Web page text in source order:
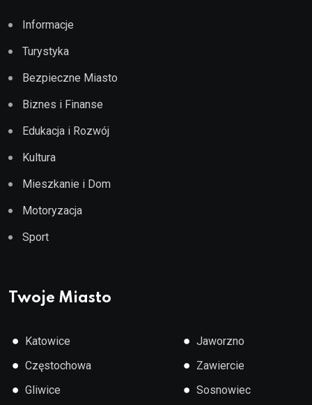
Informacje
Turystyka
Bezpieczne Miasto
Biznes i Finanse
Edukacja i Rozwój
Kultura
Mieszkanie i Dom
Motoryzacja
Sport
Twoje Miasto
● Katowice
● Częstochowa
● Gliwice
● Jaworzno
● Zawiercie
● Sosnowiec